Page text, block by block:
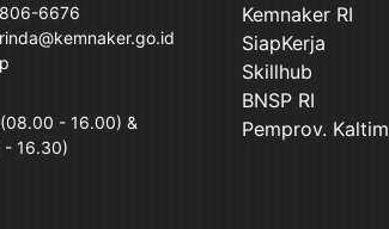
6676
- 16.00) &
16.30)
Kemnaker RI
SiapKerja
Skillhub
BNSP RI
Pemprov. Kaltim